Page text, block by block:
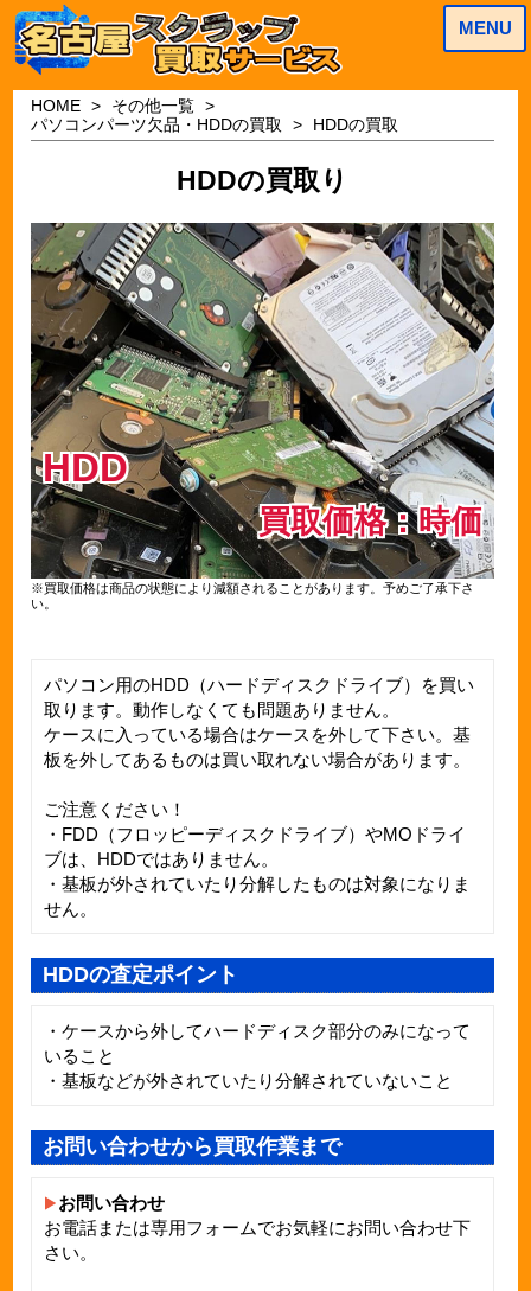
MENU
HOME
その他一覧
パソコンパーツ欠品・HDDの買取
HDDの買取
HDDの買取り
HDD
買取価格：時価
※買取価格は商品の状態により減額されることがあります。予めご了承下さ
い。
パソコン用のHDD（ハードディスクドライブ）を買い
取ります。動作しなくても問題ありません。
ケースに入っている場合はケースを外して下さい。基
板を外してあるものは買い取れない場合があります。
ご注意ください！
・FDD（フロッピーディスクドライブ）やMOドライ
ブは、HDDではありません。
・基板が外されていたり分解したものは対象になりま
せん。
HDDの査定ポイント
・ケースから外してハードディスク部分のみになって
いること
・基板などが外されていたり分解されていないこと
お問い合わせから買取作業まで
お問い合わせ
お電話または専用フォームでお気軽にお問い合わせ下
さい。